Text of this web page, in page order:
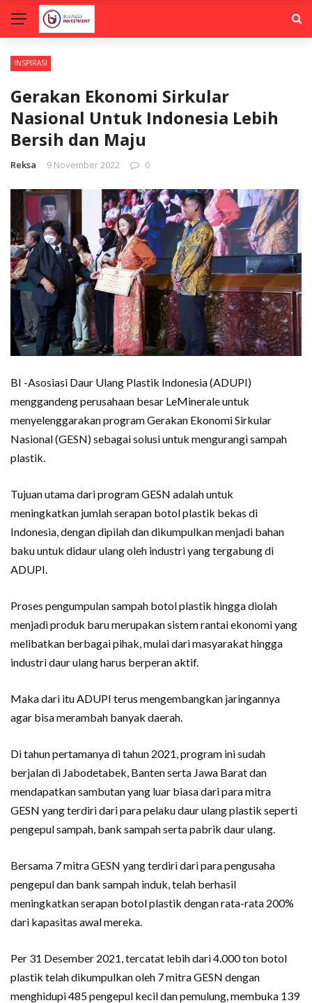
INSPIRASI
Gerakan Ekonomi Sirkular
Nasional Untuk Indonesia Lebih
Bersih dan Maju
Reksa 9 November 2022 0
BI -Asosiasi Daur Ulang Plastik Indonesia (ADUPI)
menggandeng perusahaan besar LeMinerale untuk
menyelenggarakan program Gerakan Ekonomi Sirkular
Nasional (GESN) sebagai solusi untuk mengurangi sampah
plastik.
Tujuan utama dari program GESN adalah untuk
meningkatkan jumlah serapan botol plastik bekas di
Indonesia, dengan dipilah dan dikumpulkan menjadi bahan
baku untuk didaur ulang oleh industri yang tergabung di
ADUPI.
Proses pengumpulan sampah botol plastik hingga diolah
menjadi produk baru merupakan sistem rantai ekonomi yang
melibatkan berbagai pihak, mulai dari masyarakat hingga
industri daur ulang harus berperan aktif.
Maka dari itu ADUPI terus mengembangkan jaringannya
agar bisa merambah banyak daerah.
Di tahun pertamanya di tahun 2021, program ini sudah
berjalan di Jabodetabek, Banten serta Jawa Barat dan
mendapatkan sambutan yang luar biasa dari para mitra
GESN yang terdiri dari para pelaku daur ulang plastik seperti
pengepul sampah, bank sampah serta pabrik daur ulang.
Bersama 7 mitra GESN yang terdiri dari para pengusaha
pengepul dan bank sampah induk, telah berhasil
meningkatkan serapan botol plastik dengan rata-rata 200%
dari kapasitas awal mereka.
Per 31 Desember 2021, tercatat lebih dari 4.000 ton botol
plastik telah dikumpulkan oleh 7 mitra GESN dengan
menghidupi 485 pengepul kecil dan pemulung, membuka 139